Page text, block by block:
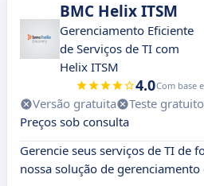
BMC Helix ITSM
Gerenciamento Eficiente
de Serviços de TI com
Helix ITSM
4.0Com base
Versão gratuita Teste gratuito
Preços sob consulta
Gerencie seus serviços de TI de
nossa solução de gerenciamento